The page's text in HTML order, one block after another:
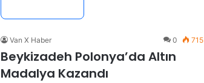
Van X Haber 0 715
Beykizadeh Polonya’da Altın
Madalya Kazandı